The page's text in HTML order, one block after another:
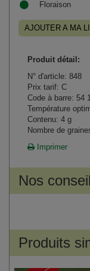
Floraison
AJOUTER A MA
Produit détail:
N° d'article: 848
Prix tarif: C
Code à barre: 54
Température
Contenu: 4 g
Nombre de
Imprimer
Nos
Produits